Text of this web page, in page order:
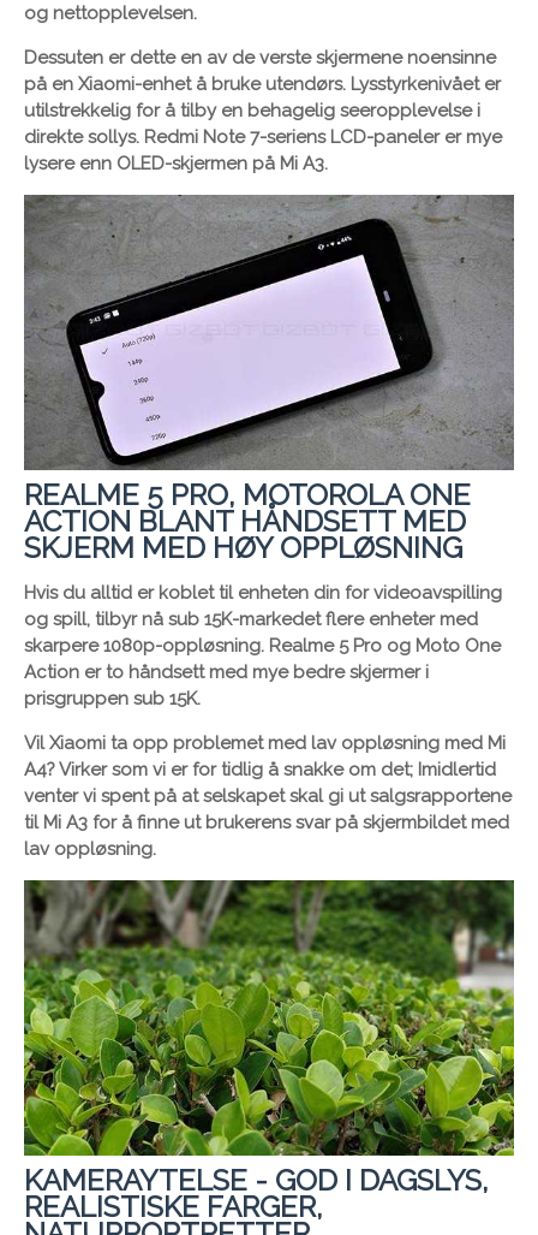
og nettopplevelsen.
Dessuten er dette en av de verste skjermene noensinne
på en Xiaomi-enhet å bruke utendørs. Lysstyrkenivået er
utilstrekkelig for å tilby en behagelig seeropplevelse i
direkte sollys. Redmi Note 7-seriens LCD-paneler er mye
lysere enn OLED-skjermen på Mi A3.
REALME 5 PRO, MOTOROLA ONE
ACTION BLANT HÅNDSETT MED
SKJERM MED HØY OPPLØSNING
Hvis du alltid er koblet til enheten din for videoavspilling
og spill, tilbyr nå sub 15K-markedet flere enheter med
skarpere 1080p-oppløsning. Realme 5 Pro og Moto One
Action er to håndsett med mye bedre skjermer i
prisgruppen sub 15K.
Vil Xiaomi ta opp problemet med lav oppløsning med Mi
A4? Virker som vi er for tidlig å snakke om det; Imidlertid
venter vi spent på at selskapet skal gi ut salgsrapportene
til Mi A3 for å finne ut brukerens svar på skjermbildet med
lav oppløsning.
KAMERAYTELSE - GOD I DAGSLYS,
REALISTISKE FARGER,